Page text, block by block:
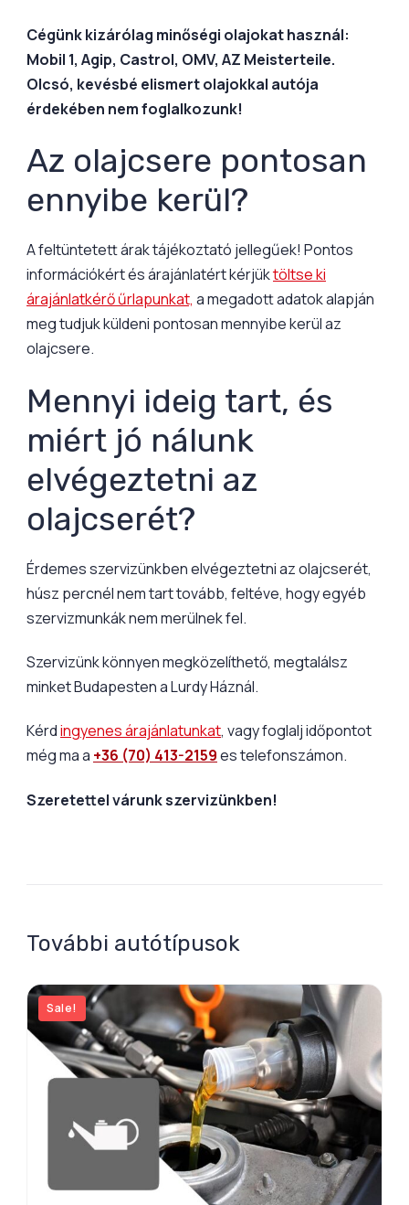
Cégünk kizárólag minőségi olajokat használ:
Mobil 1, Agip, Castrol, OMV, AZ Meisterteile.
Olcsó, kevésbé elismert olajokkal autója
érdekében nem foglalkozunk!
Az olajcsere pontosan
ennyibe kerül?
A feltüntetett árak tájékoztató jellegűek! Pontos
információkért és árajánlatért kérjüktöltse ki
árajánlatkérő űrlapunkat, a megadott adatok alapján
meg tudjuk küldeni pontosan mennyibe kerül az
olajcsere.
Mennyi ideig tart, és
miért jó nálunk
elvégeztetni az
olajcserét?
Érdemes szervizünkben elvégeztetni az olajcserét,
húsz percnél nem tart tovább, feltéve, hogy egyéb
szervizmunkák nem merülnek fel.
Szervizünk könnyen megközelíthető, megtalálsz
minket Budapesten a Lurdy Háznál.
Kérdingyenes árajánlatunkat, vagy foglalj időpontot
még ma a +36 (70) 413-2159es telefonszámon.
Szeretettel várunk szervizünkben!
További autótípusok
Sale!